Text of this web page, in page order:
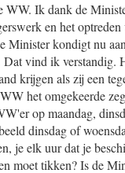
Ik dank de
en het
Minister kondigt nu
vind ik verstandig.
krijgen als zij een
het omgekeerde
op maandag,
dinsdag of
je elk uur dat je
moet tikken? Is de